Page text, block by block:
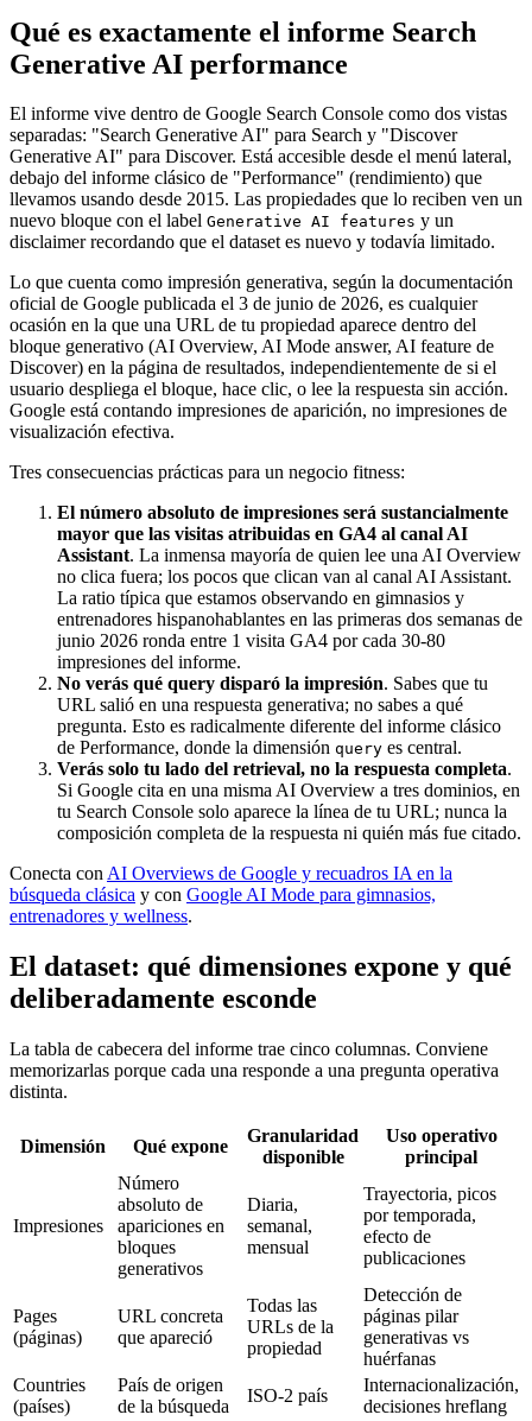
Qué es exactamente el informe Search
Generative AI performance
El informe vive dentro de Google Search Console como dos vistas
separadas: "Search Generative AI" para Search y "Discover
Generative AI" para Discover. Está accesible desde el menú lateral,
debajo del informe clásico de "Performance" (rendimiento) que
llevamos usando desde 2015. Las propiedades que lo reciben ven un
nuevo bloque con el label Generative AI features y un
disclaimer recordando que el dataset es nuevo y todavía limitado.
Lo que cuenta como impresión generativa, según la documentación
oficial de Google publicada el 3 de junio de 2026, es cualquier
ocasión en la que una URL de tu propiedad aparece dentro del
bloque generativo (AI Overview, AI Mode answer, AI feature de
Discover) en la página de resultados, independientemente de si el
usuario despliega el bloque, hace clic, o lee la respuesta sin acción.
Google está contando impresiones de aparición, no impresiones de
visualización efectiva.
Tres consecuencias prácticas para un negocio fitness:
El número absoluto de impresiones será sustancialmente
mayor que las visitas atribuidas en GA4 al canal AI
Assistant. La inmensa mayoría de quien lee una AI Overview
no clica fuera; los pocos que clican van al canal AI Assistant.
La ratio típica que estamos observando en gimnasios y
entrenadores hispanohablantes en las primeras dos semanas de
junio 2026 ronda entre 1 visita GA4 por cada 30-80
impresiones del informe.
No verás qué query disparó la impresión. Sabes que tu
URL salió en una respuesta generativa; no sabes a qué
pregunta. Esto es radicalmente diferente del informe clásico
de Performance, donde la dimensión query es central.
Verás solo tu lado del retrieval, no la respuesta completa.
Si Google cita en una misma AI Overview a tres dominios, en
tu Search Console solo aparece la línea de tu URL; nunca la
composición completa de la respuesta ni quién más fue citado.
Conecta conAI Overviews de Google y recuadros IA en la
búsqueda clásica y con Google AI Mode para gimnasios,
entrenadores y wellness.
El dataset: qué dimensiones expone y qué
deliberadamente esconde
La tabla de cabecera del informe trae cinco columnas. Conviene
memorizarlas porque cada una responde a una pregunta operativa
distinta.
Dimensión Qué expone
Granularidad
disponible
Uso operativo
principal
Impresiones
Número
absoluto de
apariciones en
bloques
generativos
Diaria,
semanal,
mensual
Trayectoria, picos
por temporada,
efecto de
publicaciones
Pages
(páginas)
URL concreta
que apareció
Todas las
URLs de la
propiedad
Detección de
páginas pilar
generativas vs
huérfanas
Countries
(países)
País de origen
de la búsqueda
ISO-2 país
Internacionalización,
decisiones hreflang